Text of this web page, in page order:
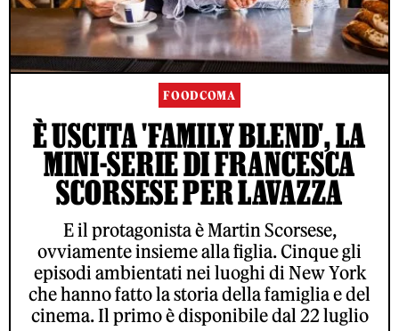
FOODCOMA
È USCITA 'FAMILY BLEND', LA
MINI-SERIE DI FRANCESCA
SCORSESE PER LAVAZZA
E il protagonista è Martin Scorsese,
ovviamente insieme alla figlia. Cinque gli
episodi ambientati nei luoghi di New York
che hanno fatto la storia della famiglia e del
cinema. Il primo è disponibile dal 22 luglio